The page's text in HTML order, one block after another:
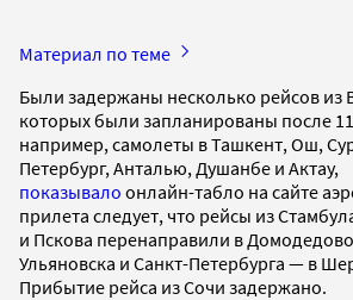
Материал по теме
Были задержаны несколько рейсов из
которых были запланированы после
например, самолеты в Ташкент, Ош,
Петербург, Анталью, Душанбе и Актау,
показывало онлайн-табло на сайте
прилета следует, что рейсы из
и Пскова перенаправили в
Ульяновска и Санкт-Петербурга — в
Прибытие рейса из Сочи задержано.